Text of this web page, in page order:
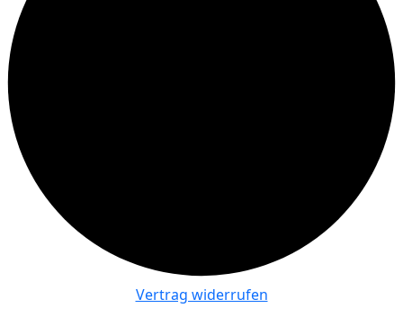
Vertrag widerrufen